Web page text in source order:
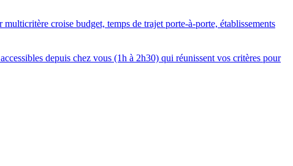
croise budget, temps de trajet porte-à-porte, établissements
depuis chez vous (1h à 2h30) qui réunissent vos critères pour